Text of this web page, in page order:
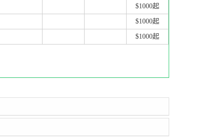
$1000起
$1000起
$1000起